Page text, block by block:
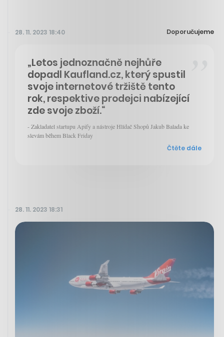
28. 11. 2023 18:40 Doporučujeme
„Letos jednoznačně nejhůře
dopadl Kaufland.cz, který spustil
svoje internetové tržiště tento
rok, respektive prodejci nabízející
zde svoje zboží.“
- Zakladatel startupu Apify a nástroje Hlídač Shopů Jakub Balada ke
slevám během Black Friday
Čtěte dále
28. 11. 2023 18:31